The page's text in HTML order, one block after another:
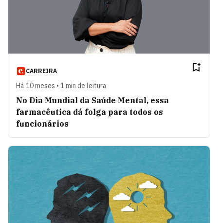
CARREIRA
Há 10 meses • 1 min de leitura
No Dia Mundial da Saúde Mental, essa
farmacêutica dá folga para todos os
funcionários